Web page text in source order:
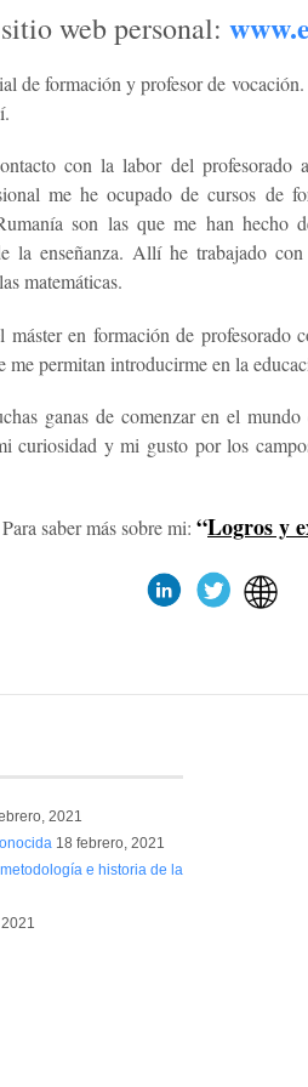
web personal:
de formación y profesor de
con la labor del profesorado
me he ocupado de cursos de
son las que me han hecho
la enseñanza. Allí he trabajado
matemáticas.
en formación de profesorado
permitan introducirme en la
ganas de comenzar en el mundo
curiosidad y mi gusto por los
Para saber más sobre mi: “Logros y
2021
18 febrero, 2021
e historia de la